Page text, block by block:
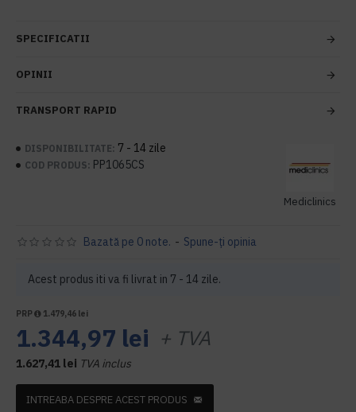
SPECIFICATII
OPINII
TRANSPORT RAPID
DISPONIBILITATE: 7 - 14 zile
COD PRODUS: PP1065CS
Mediclinics
Acest produs iti va fi livrat in 7 - 14 zile.
Bazată pe 0 note. - Spune-ţi opinia
PRP 1.479,46 lei
1.344,97 lei + TVA
1.627,41 lei TVA inclus
INTREABA DESPRE ACEST PRODUS